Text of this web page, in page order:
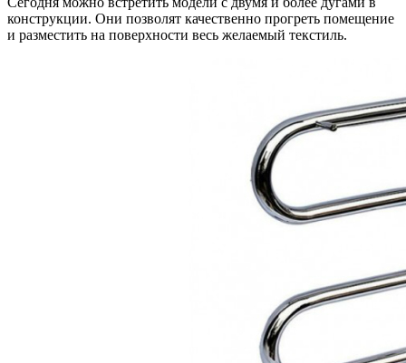
конструкции. Они позволят качественно прогреть помещение
и разместить на поверхности весь желаемый текстиль.